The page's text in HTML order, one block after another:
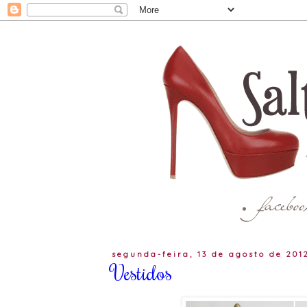
segunda-feira, 13 de agosto de
Vestidos